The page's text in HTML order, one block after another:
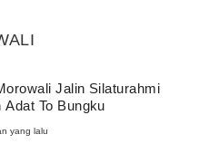
Jalin Silaturahmi
Adat To Bungku
yang lalu